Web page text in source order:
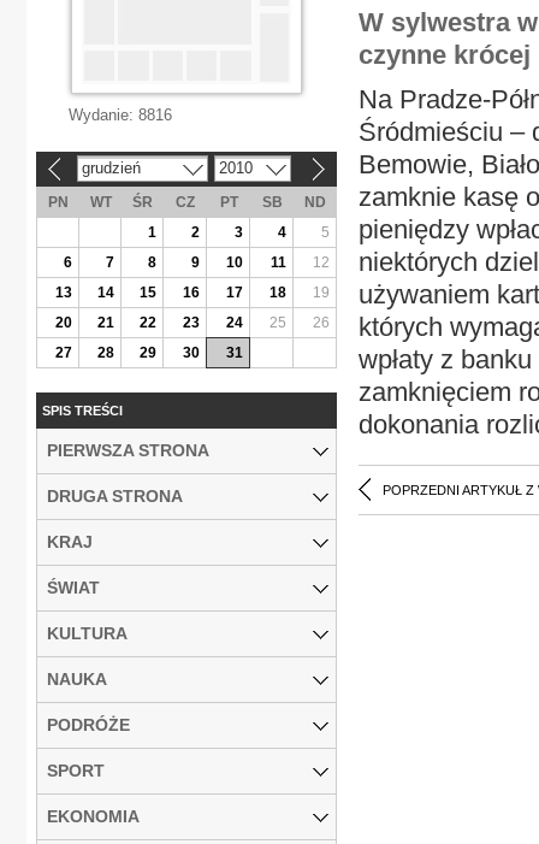
W sylwestra
czynne krócej
Na Pradze-
Śródmieściu –
Bemowie,
zamknie kasę
pieniędzy
niektórych
używaniem
których
wpłaty z
zamknięciem
dokonania
POPRZEDNI ARTYKUŁ Z
Wydanie: 8816
grudzień 2010
PN WT ŚR CZ PT SB
ND
1
2 3 4
5
6
7 8 9 10 11
12
13
14 15 16 17 18
19
20
21 22 23 24 25
26
27
28 29 30 31
SPIS TREŚCI
PIERWSZA STRONA
DRUGA STRONA
KRAJ
ŚWIAT
KULTURA
NAUKA
PODRÓŻE
SPORT
EKONOMIA